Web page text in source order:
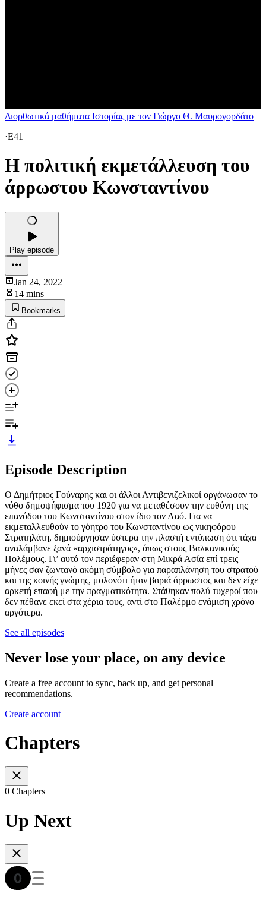
Διορθωτικά μαθήματα Ιστορίας με τον Γιώργο Θ. Μαυρογορδάτο
·E41
Η πολιτική εκμετάλλευση του
άρρωστου Κωνσταντίνου
Play episode
Jan 24, 2022
14 mins
Bookmarks
Episode Description
Ο Δημήτριος Γούναρης και οι άλλοι Αντιβενιζελικοί οργάνωσαν το
νόθο δημοψήφισμα του 1920 για να μεταθέσουν την ευθύνη της
επανόδου του Κωνσταντίνου στον ίδιο τον Λαό. Για να
εκμεταλλευθούν το γόητρο του Κωνσταντίνου ως νικηφόρου
Στρατηλάτη, δημιούργησαν ύστερα την πλαστή εντύπωση ότι τάχα
αναλάμβανε ξανά «αρχιστράτηγος», όπως στους Βαλκανικούς
Πολέμους. Γι’ αυτό τον περιέφεραν στη Μικρά Ασία επί τρεις
μήνες σαν ζωντανό ακόμη σύμβολο για παραπλάνηση του στρατού
και της κοινής γνώμης, μολονότι ήταν βαριά άρρωστος και δεν είχε
αρκετή επαφή με την πραγματικότητα. Στάθηκαν πολύ τυχεροί που
δεν πέθανε εκεί στα χέρια τους, αντί στο Παλέρμο ενάμιση χρόνο
αργότερα.
See all episodes
Never lose your place, on any device
Create a free account to sync, back up, and get personal
recommendations.
Create account
Chapters
0 Chapters
Up Next